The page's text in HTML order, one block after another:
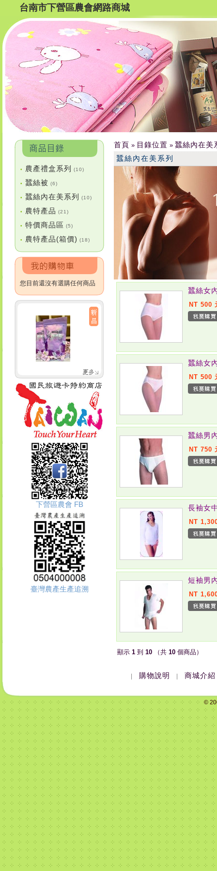
台南市下營區農會網路商城
• 農產禮盒系列 (10)
• 蠶絲被 (6)
• 蠶絲內在美系列 (10)
• 農特產品 (21)
• 特價商品區 (5)
• 農特產品(箱價) (18)
您目前還沒有選購任何商品
下營區農會 FB
臺灣農產生產追溯
首頁 » 目錄位置 » 蠶絲內在美
蠶絲內在美系列
蠶絲女
NT 500
蠶絲女
NT 500
蠶絲男
NT 750
長袖女
NT
短袖男
NT
顯示 1 到 10 （共 10 個商品）
購物說明 商城介紹
©